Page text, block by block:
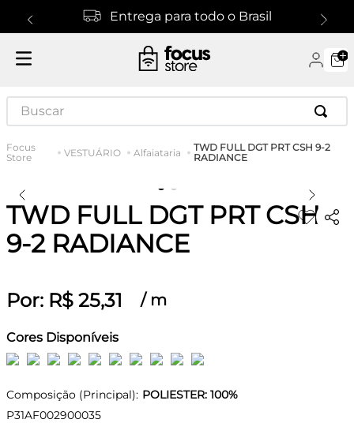
Entrega para todo o Brasil
Buscar
VESTUÁRIO Alfaiataria
TWD FULL DGT PRT CSH 9-2
RADIANCE
TWD FULL DGT PRT CSH
9-2 RADIANCE
Por: R$ 25,31 / m
Cores Disponíveis
Composição (Principal): POLIESTER: 100%
P31AF002900035